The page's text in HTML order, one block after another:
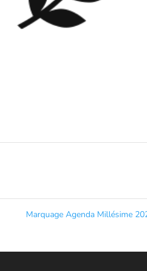
Marquage Agenda Millésime